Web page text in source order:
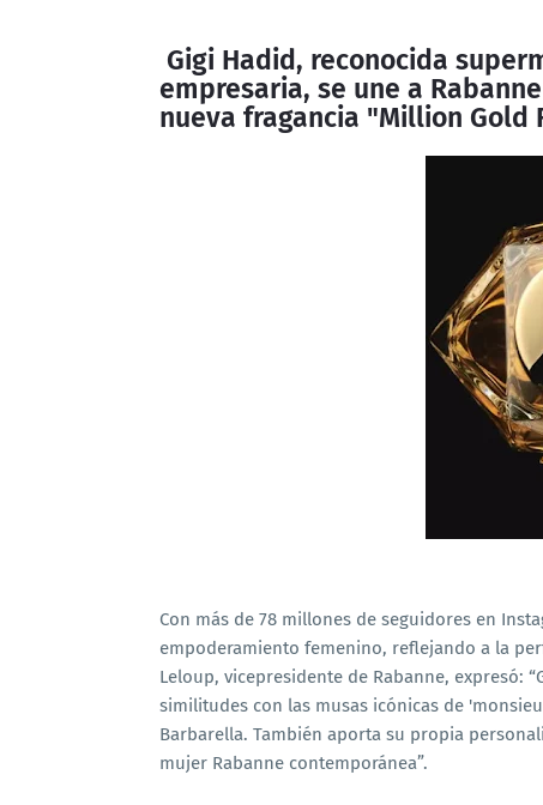
Gigi Hadid, reconocida
empresaria, se une a
nueva fragancia "Million Gold
Con más de 78 millones de seguidores en
empoderamiento femenino, reflejando a la
Leloup, vicepresidente de Rabanne, expresó:
similitudes con las musas icónicas de
Barbarella. También aporta su propia
mujer Rabanne contemporánea”.